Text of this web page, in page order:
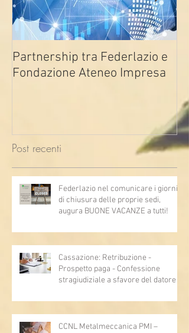
Partnership tra Federlazio e
Fondazione Ateneo Impresa
Post recenti
Federlazio nel comunicare i giorni
di chiusura delle proprie sedi,
augura BUONE VACANZE a tutti!
Cassazione: Retribuzione -
Prospetto paga - Confessione
stragiudiziale a sfavore del datore di
articoli 1362, 2697, 2730, 2732, 2734
e 2735)
CCNL Metalmeccanica PMI –